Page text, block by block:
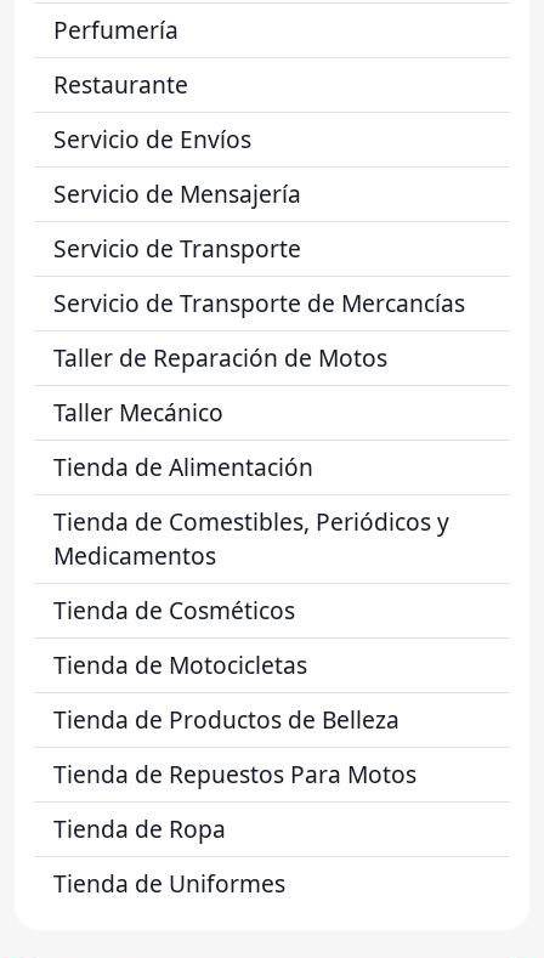
Perfumería
Restaurante
Servicio de Envíos
Servicio de Mensajería
Servicio de Transporte
Servicio de Transporte de Mercancías
Taller de Reparación de Motos
Taller Mecánico
Tienda de Alimentación
Tienda de Comestibles, Periódicos y
Medicamentos
Tienda de Cosméticos
Tienda de Motocicletas
Tienda de Productos de Belleza
Tienda de Repuestos Para Motos
Tienda de Ropa
Tienda de Uniformes